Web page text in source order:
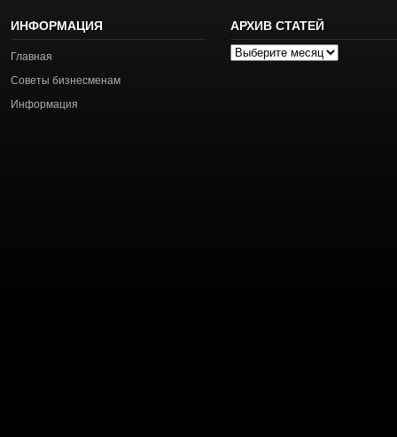
ИНФОРМАЦИЯ
Главная
Советы бизнесменам
Информация
АРХИВ СТАТЕЙ
Архив